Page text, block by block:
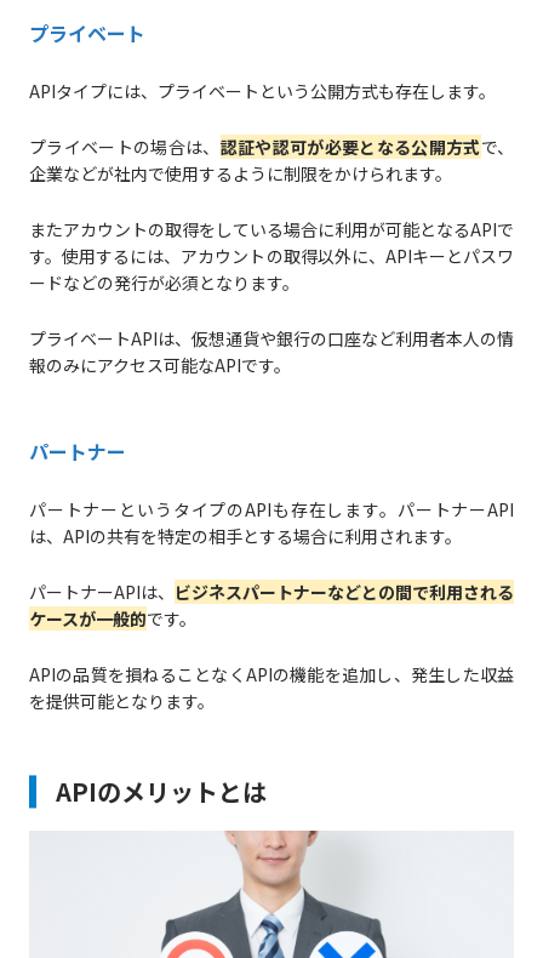
プライベート
APIタイプには、プライベートという公開方式も存在します。
プライベートの場合は、 認証や認可が必要となる公開方式で、
企業などが社内で使用するように制限をかけられます。
またアカウントの取得をしている場合に利用が可能となるAPIで
す。使用するには、アカウントの取得以外に、APIキーとパスワ
ードなどの発行が必須となります。
プライベートAPIは、仮想通貨や銀行の口座など利用者本人の情
報のみにアクセス可能なAPIです。
パートナー
パートナーというタイプのAPIも存在します。パートナーAPI
は、APIの共有を特定の相手とする場合に利用されます。
パートナーAPIは、 ビジネスパートナーなどとの間で利用される
ケースが一般的です。
APIの品質を損ねることなくAPIの機能を追加し、発生した収益
を提供可能となります。
APIのメリットとは